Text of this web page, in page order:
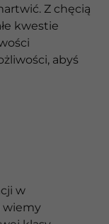
Z chęcią
kwestie
abyś
w
wiemy